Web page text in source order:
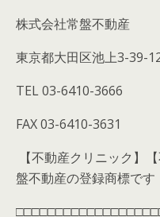
株式会社常盤不動産
東京都大田区池上3-39-
TEL 03-6410-3666
FAX 03-6410-3631
【不動産クリニック】
盤不動産の登録商標です